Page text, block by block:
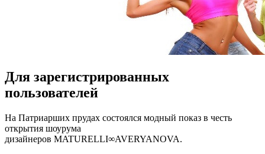
Для зарегистрированных
пользователей
Нa Пaтриaршиx прудax состоялся модный показ в честь
открытия шоурума
дизайнеров MATURELLI∞AVERYANOVA.